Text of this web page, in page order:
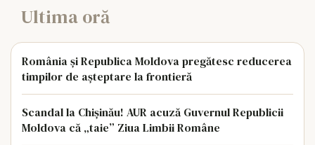
Ultima oră
România și Republica Moldova pregătesc reducerea
timpilor de așteptare la frontieră
Scandal la Chișinău! AUR acuză Guvernul Republicii
Moldova că „taie” Ziua Limbii Române